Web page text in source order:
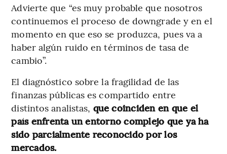
Advierte que “es muy probable que nosotros
continuemos el proceso de downgrade y en el
momento en que eso se produzca, pues va a
haber algún ruido en términos de tasa de
cambio”.
El diagnóstico sobre la fragilidad de las
finanzas públicas es compartido entre
distintos analistas, que coinciden en que el
país enfrenta un entorno complejo que ya ha
sido parcialmente reconocido por los
mercados.